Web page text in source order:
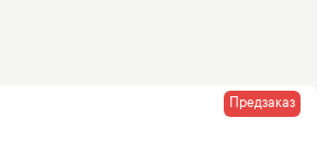
Предзаказ